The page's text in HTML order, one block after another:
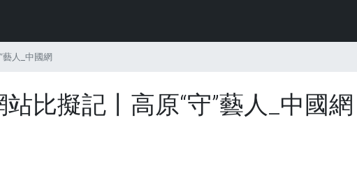
藝人_中國網
比擬記丨高原“守”藝人_中國網